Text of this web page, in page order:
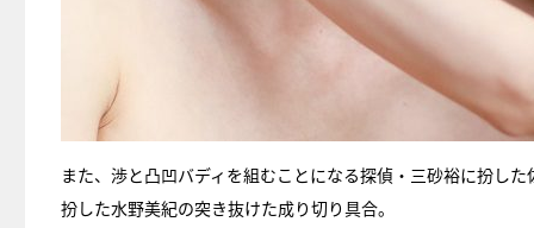
また、渉と凸凹バディを組むことになる探偵・三砂裕に扮し
扮した水野美紀の突き抜けた成り切り具合。